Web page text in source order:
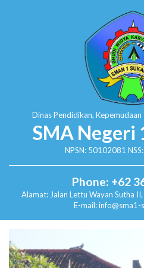
Dinas Pendidikan, Kepemudaan
SMA Negeri
NPSN: 50102081
Phone: +62
Alamat: Jalan Lettu Wayan Sutha
E-mail: info@sma1-